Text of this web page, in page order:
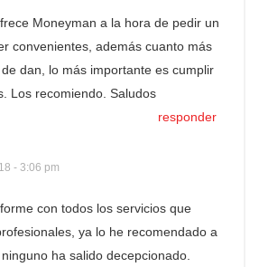
Moneyman a la hora de pedir un
convenientes, además cuanto más
dan, lo más importante es cumplir
Los recomiendo. Saludos
responder
- 3:06 pm
con todos los servicios que
ya lo he recomendado a
ha salido decepcionado.